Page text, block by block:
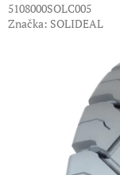
5108000SOLC005
Značka: SOLIDEAL